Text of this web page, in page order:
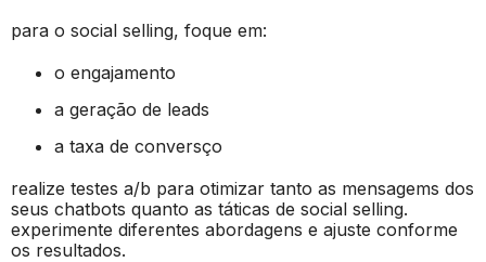
para o social selling, foque em:
o engajamento
a geração de leads
a taxa de conversço
realize testes a/b para otimizar tanto as mensagems dos
seus chatbots quanto as táticas de social selling.
experimente diferentes abordagens e ajuste conforme
os resultados.